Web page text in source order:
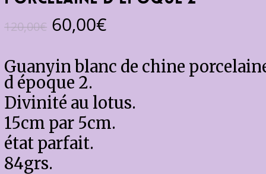
120,00€ Le
prix
initial
était :
120,00€.
60,00€
actuel
est :
60,00€.
Guanyin blanc de chine
d époque 2.
Divinité au lotus.
15cm par 5cm.
état parfait.
84grs.